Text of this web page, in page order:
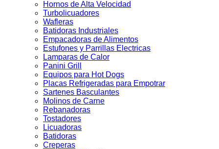
Hornos de Alta Velocidad
Turbolicuadores
Wafleras
Batidoras Industriales
Empacadoras de Alimentos
Estufones y Parrillas Electricas
Lamparas de Calor
Panini Grill
Equipos para Hot Dogs
Placas Refrigeradas para Empotrar
Sartenes Basculantes
Molinos de Carne
Rebanadoras
Tostadores
Licuadoras
Batidoras
Creperas